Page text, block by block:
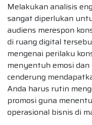
Melakukan analisis
sangat diperlukan
audiens merespon
di ruang digital
mengenai perilaku
menyentuh emosi
cenderung
Anda harus rutin
promosi guna
operasional bisnis di